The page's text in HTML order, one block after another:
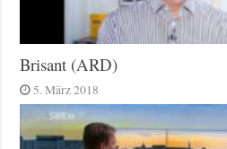
Brisant (ARD)
5. März 2018